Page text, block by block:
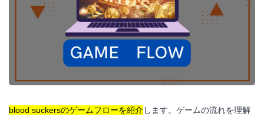
blood suckersのゲームフローを紹介します。ゲームの流れを理解